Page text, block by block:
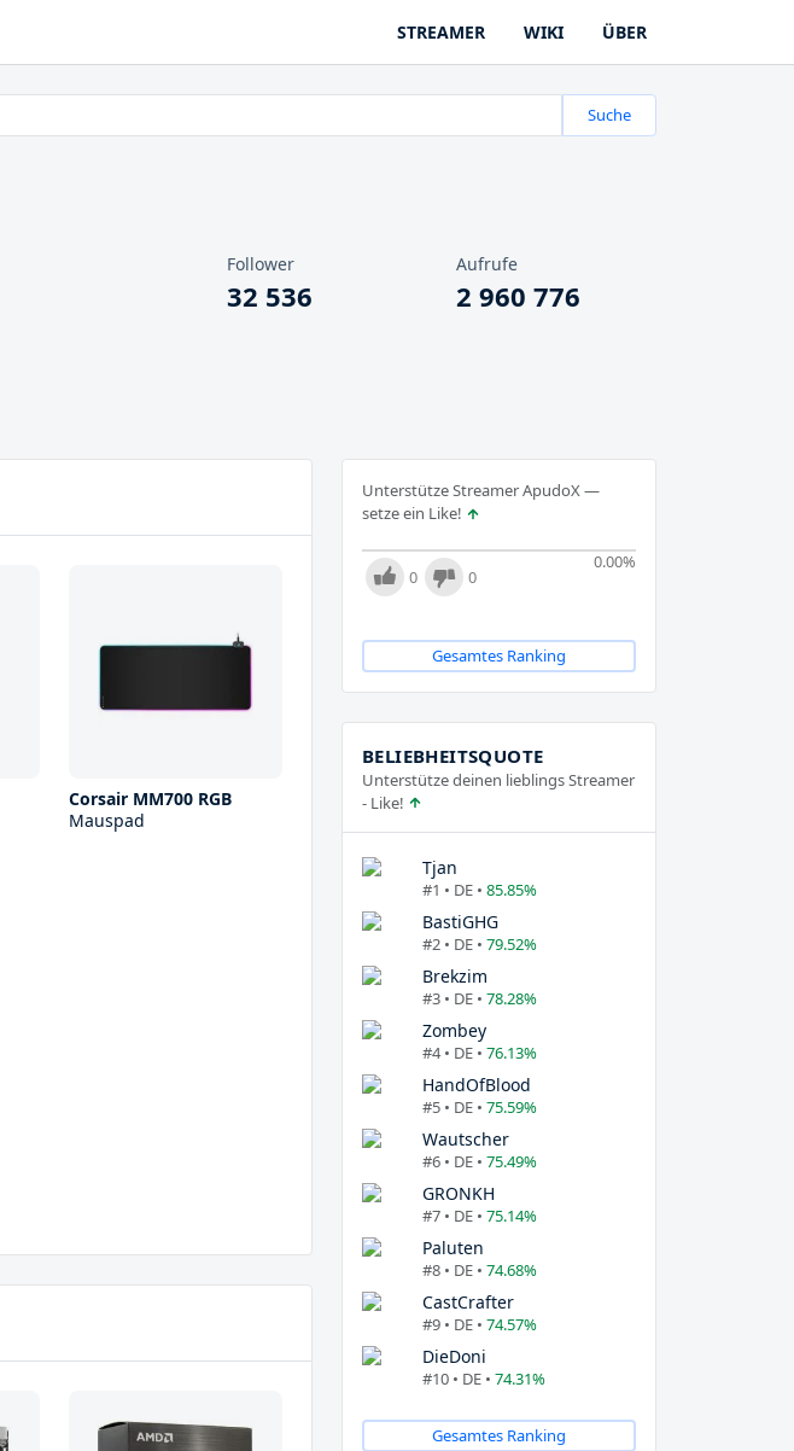
STREAMER WIKI ÜBER
Suche
Follower
32 536
Aufrufe
2 960 776
Corsair MM700 RGB
Mauspad
Unterstütze Streamer ApudoX —
setze ein Like!
0.00%
0 0
Gesamtes Ranking
BELIEBHEITSQUOTE
Unterstütze deinen lieblings Streamer
- Like!
Tjan
#1 • DE • 85.85%
BastiGHG
#2 • DE • 79.52%
Brekzim
#3 • DE • 78.28%
Zombey
#4 • DE • 76.13%
HandOfBlood
#5 • DE • 75.59%
Wautscher
#6 • DE • 75.49%
GRONKH
#7 • DE • 75.14%
Paluten
#8 • DE • 74.68%
CastCrafter
#9 • DE • 74.57%
DieDoni
#10 • DE • 74.31%
Gesamtes Ranking